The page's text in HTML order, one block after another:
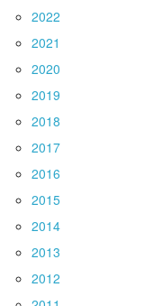
2022
2021
2020
2019
2018
2017
2016
2015
2014
2013
2012